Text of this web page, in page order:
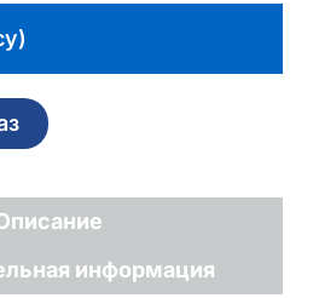
информация